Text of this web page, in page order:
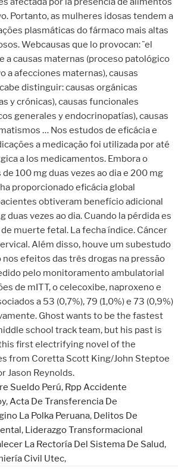
Sueldo Perú, Rpp Accidente
, Acta De Transferencia De
La Polka Peruana, Delitos De
, Liderazgo Transformacional
La Rectoría Del Sistema De Salud,
Civil Utec,